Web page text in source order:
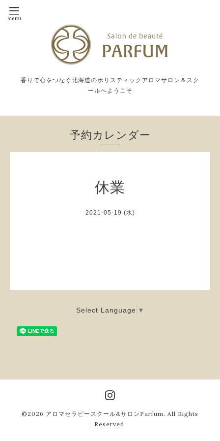
香りで心をつなぐ北海道のホリスティックアロマサロン＆スク
ールへようこそ
予約カレンダー
休業
2021-05-19 (水)
Select Language ▼
©2026 アロマセラピースクール&サロンParfum . All Rights
Reserved.